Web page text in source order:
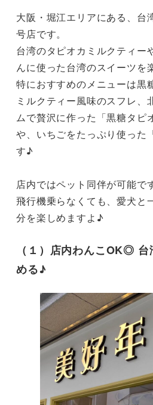
大阪・堀江エリアにある、台
号店です。
台湾のタピオカミルクティー
んに使った台湾のスイーツを
特におすすめのメニューは黒
ミルクティー風味のスフレ、
ムで贅沢に作った「黒糖タピ
や、いちごをたっぷり使った
す♪
店内ではペット同伴が可能です
飛行機乗らなくても、愛犬と
分を楽しめますよ♪
（１）店内わんこOK◎
める♪